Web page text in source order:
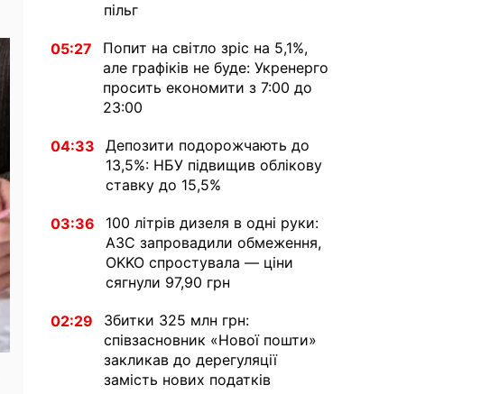
пільг
05:27
Попит на світло зріс на 5,1%,
але графіків не буде: Укренерго
просить економити з 7:00 до
23:00
04:33
Депозити подорожчають до
13,5%: НБУ підвищив облікову
ставку до 15,5%
03:36
100 літрів дизеля в одні руки:
АЗС запровадили обмеження,
OKKO спростувала — ціни
сягнули 97,90 грн
02:29
Збитки 325 млн грн:
співзасновник «Нової пошти»
закликав до дерегуляції
замість нових податків